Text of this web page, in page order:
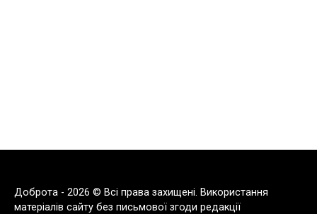
Доброта - 2026 © Всі права захищені. Використання
матеріалів сайту без письмової згоди редакції